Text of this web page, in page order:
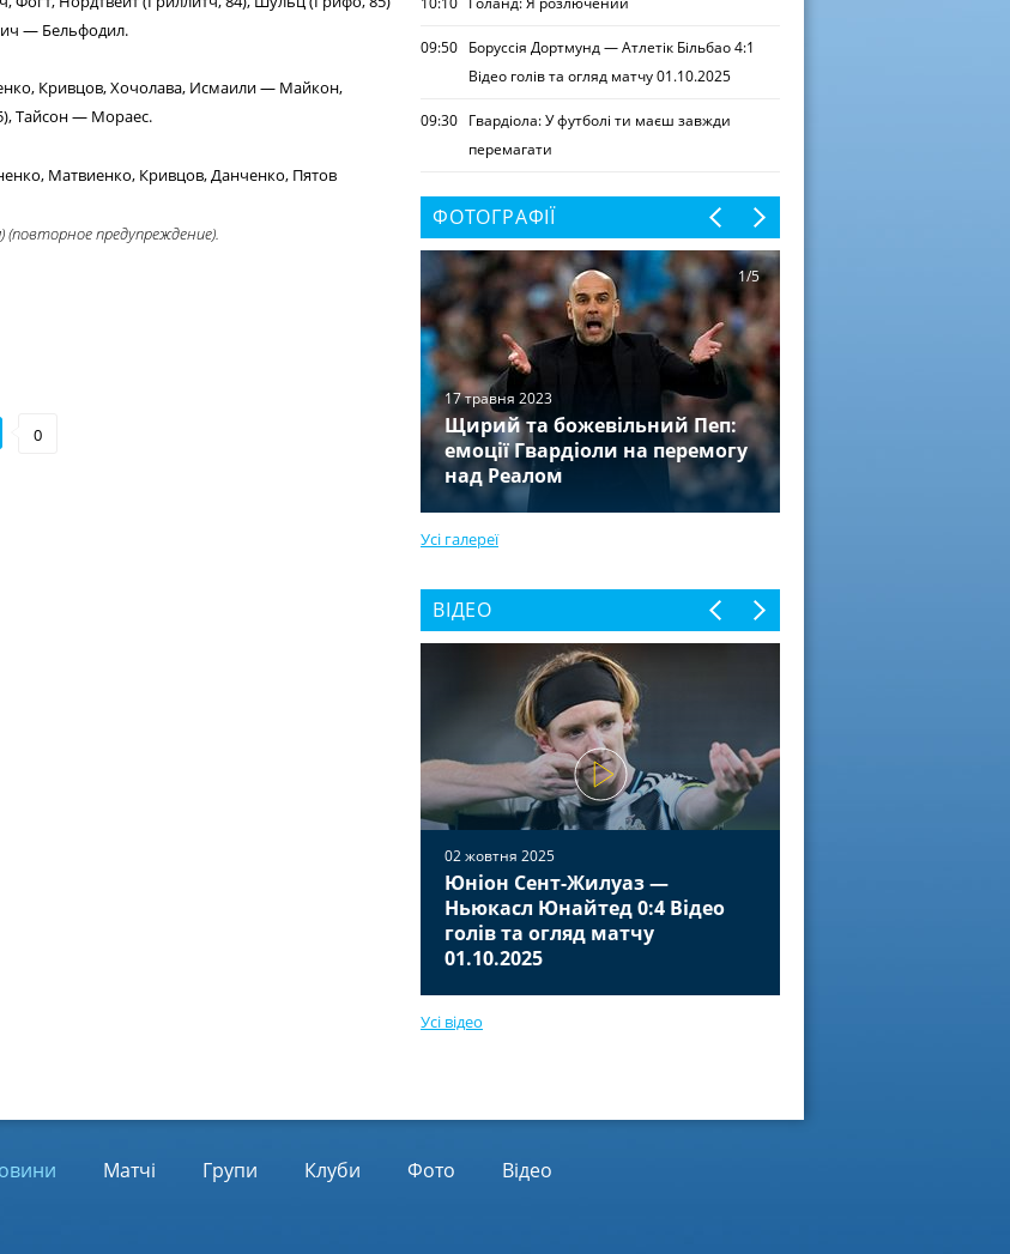
— Бельфодил.
Кривцов, Хочолава, Исмаили — Майкон,
Тайсон — Мораес.
Матвиенко, Кривцов, Данченко, Пятов
предупреждение).
0
09:50 Боруссія Дортмунд — Атлетік Більбао 4:1
Відео голів та огляд матчу 01.10.2025
09:30 Гвардіола: У футболі ти маєш завжди
перемагати
ФОТОГРАФІЇ
17 травня 2023
Щирий та божевільний Пеп:
емоції Гвардіоли на перемогу
над Реалом
1/5
Усі галереї
ВІДЕО
02 жовтня 2025
Юніон Сент-Жилуаз —
Ньюкасл Юнайтед 0:4 Відео
голів та огляд матчу
01.10.2025
Усі відео
Матчі Групи Клуби Фото Відео